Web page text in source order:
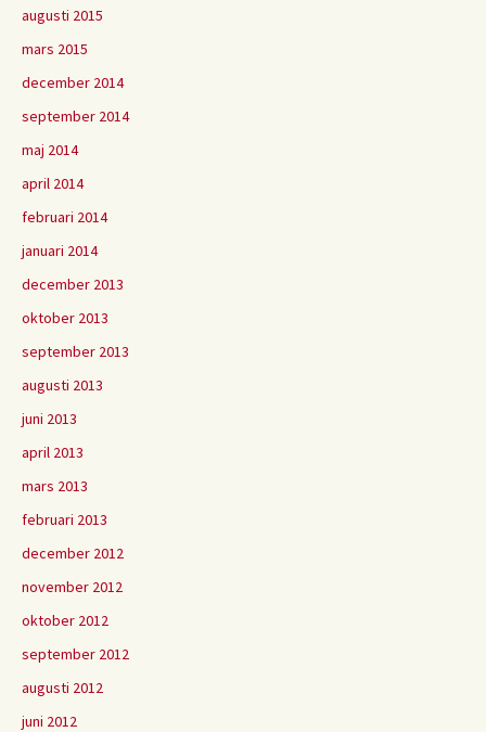
augusti 2015
mars 2015
december 2014
september 2014
maj 2014
april 2014
februari 2014
januari 2014
december 2013
oktober 2013
september 2013
augusti 2013
juni 2013
april 2013
mars 2013
februari 2013
december 2012
november 2012
oktober 2012
september 2012
augusti 2012
juni 2012